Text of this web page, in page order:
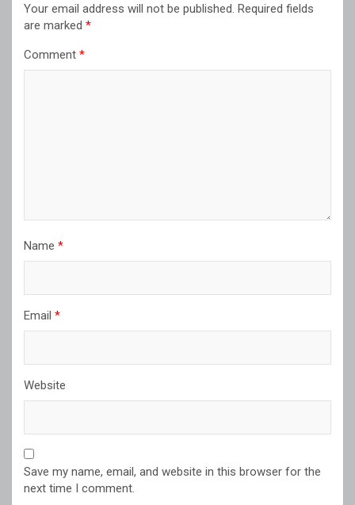
Your email address will not be published. Required fields
are marked *
Comment *
Name *
Email *
Website
Save my name, email, and website in this browser for the
next time I comment.